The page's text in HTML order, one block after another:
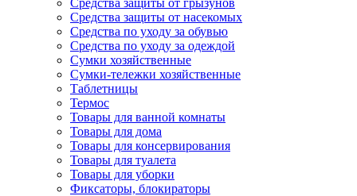
Средства защиты от грызунов
Средства защиты от насекомых
Средства по уходу за обувью
Средства по уходу за одеждой
Сумки хозяйственные
Сумки-тележки хозяйственные
Таблетницы
Термос
Товары для ванной комнаты
Товары для дома
Товары для консервирования
Товары для туалета
Товары для уборки
Фиксаторы, блокираторы